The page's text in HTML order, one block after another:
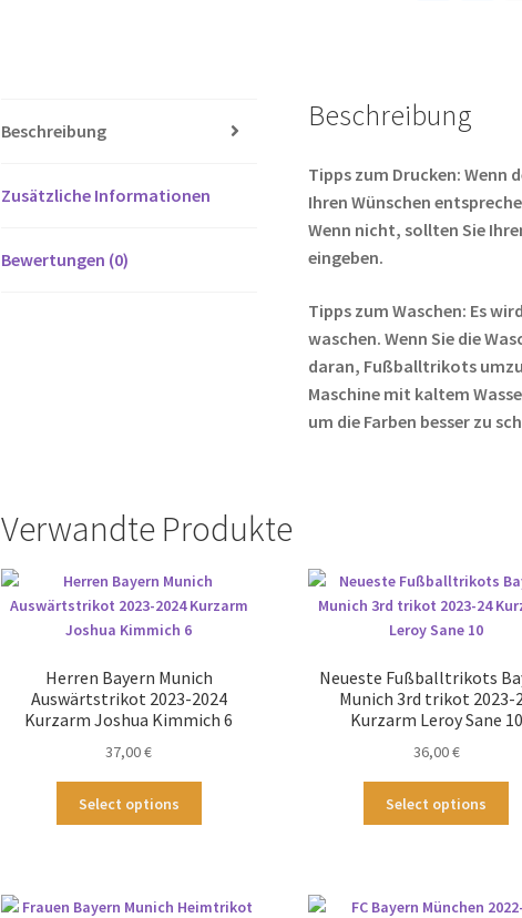
o
k
Beschreibung
Zusätzliche Informationen
Bewertungen (0)
Beschreibung
Tipps zum Drucken: Wenn
Ihren Wünschen
Wenn nicht, sollten Sie
eingeben.
Tipps zum Waschen: Es
waschen. Wenn Sie die
daran, Fußballtrikots
Maschine mit kaltem
um die Farben besser zu
Verwandte Produkte
Herren Bayern Munich
Auswärtstrikot 2023-2024
Kurzarm Joshua Kimmich 6
37,00€
Select options
Neueste Fußballtrikots
Munich 3rd trikot 2023-
Kurzarm Leroy Sane 10
36,00€
Select options